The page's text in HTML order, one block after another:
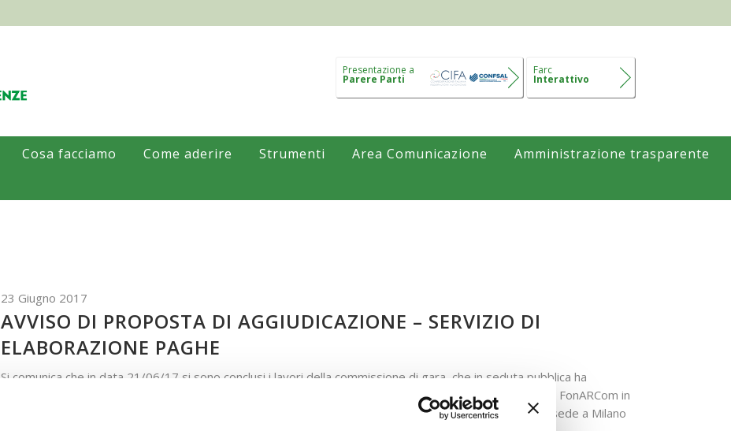
Presentazione a
Parere Parti
Farc
Interattivo
Cosa facciamo Come aderire Strumenti Area Comunicazione Amministrazione trasparente
23 Giugno 2017
AVVISO DI PROPOSTA DI AGGIUDICAZIONE – SERVIZIO DI
ELABORAZIONE PAGHE
Si comunica che in data 21/06/17 si sono conclusi i lavori della commissione di gara, che in seduta pubblica ha
proposto l’aggiudicazione del servizio di elaborazione paghe e contributi per dipendenti e collaboratori FonARCom in
favore del miglior offerente, che è risultato essere: KPMG Fides Servizi di Amministrazione SPA – con sede a Milano